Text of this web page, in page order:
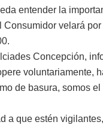
entender la
velará
Concepción,
voluntariamente,
de basura, somos
a que estén